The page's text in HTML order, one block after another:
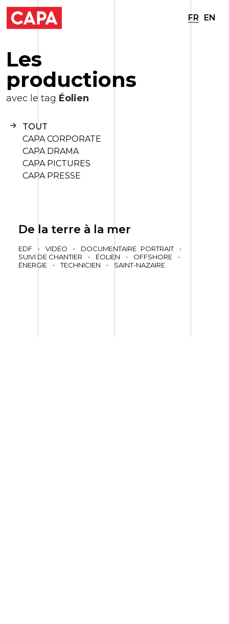
FR EN
Les
productions
avec le tag Éolien
TOUT
CAPA CORPORATE
CAPA DRAMA
CAPA PICTURES
CAPA PRESSE
De la terre à la mer
EDF • VIDÉO • DOCUMENTAIRE PORTRAIT
•
SUIVI DE CHANTIER
• ÉOLIEN • OFFSHORE
•
ÉNERGIE
• TECHNICIEN • SAINT-NAZAIRE